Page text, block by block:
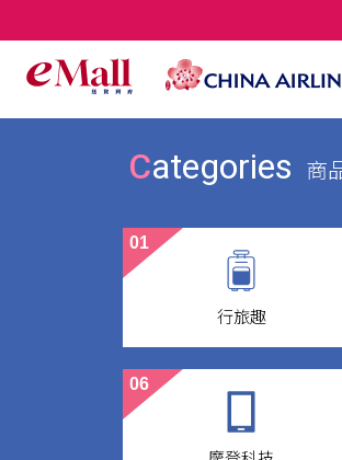
Categories 商
01
行旅趣
06